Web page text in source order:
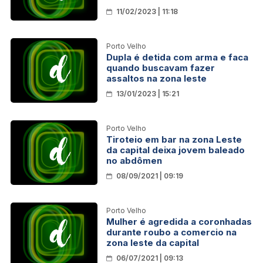
11/02/2023 | 11:18
Porto Velho
Dupla é detida com arma e faca
quando buscavam fazer
assaltos na zona leste
13/01/2023 | 15:21
Porto Velho
Tiroteio em bar na zona Leste
da capital deixa jovem baleado
no abdômen
08/09/2021 | 09:19
Porto Velho
Mulher é agredida a coronhadas
durante roubo a comercio na
zona leste da capital
06/07/2021 | 09:13